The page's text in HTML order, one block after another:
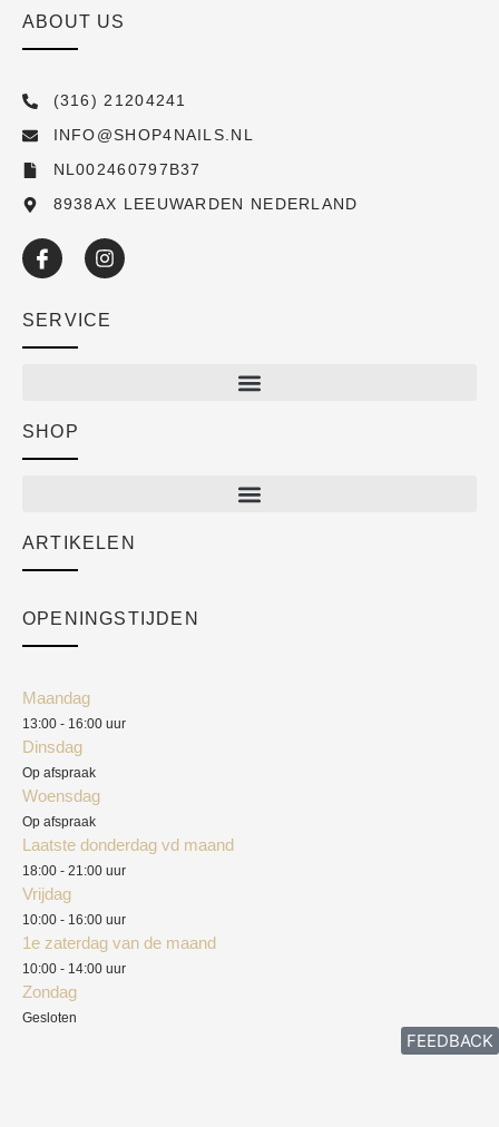
ABOUT US
(316) 21204241
INFO@SHOP4NAILS.NL
NL002460797B37
8938AX LEEUWARDEN NEDERLAND
SERVICE
Academy
SHOP
ARTIKELEN
OPENINGSTIJDEN
Maandag
13:00 - 16:00 uur
Dinsdag
Op afspraak
Woensdag
Op afspraak
Laatste donderdag vd maand
18:00 - 21:00 uur
Vrijdag
10:00 - 16:00 uur
1e zaterdag van de maand
10:00 - 14:00 uur
Zondag
Gesloten
FEEDBACK